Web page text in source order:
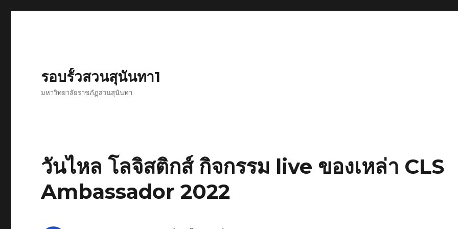
รอบรั้วสวนสุนันทา1
มหาวิทยาลัยราชภัฏสวนสุนันทา
วันไหล โลจิสติกส์ กิจกรรม live ของเหล่า CLS
Ambassador 2022